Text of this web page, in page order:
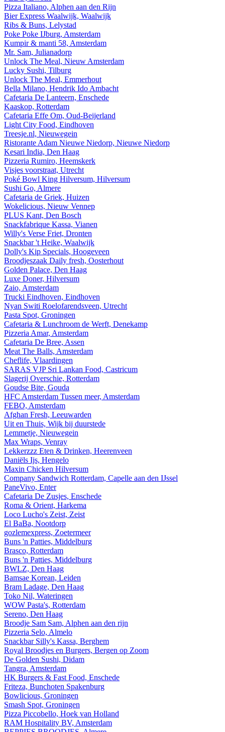
Pizza Italiano, Alphen aan den Rijn
Bier Express Waalwijk, Waalwijk
Ribs & Buns, Lelystad
Poke Poke IJburg, Amsterdam
Kumpir & manti 58, Amsterdam
Mr. Sam, Julianadorp
Unlock The Meal, Nieuw Amsterdam
Lucky Sushi, Tilburg
Unlock The Meal, Emmerhout
Bella Milano, Hendrik Ido Ambacht
Cafetaria De Lanteern, Enschede
Kaaskop, Rotterdam
Cafetaria Effe Om, Oud-Beijerland
Light City Food, Eindhoven
Treesje.nl, Nieuwegein
Ristorante Adam Nieuwe Niedorp, Nieuwe Niedorp
Kesari India, Den Haag
Pizzeria Rumiro, Heemskerk
Visjes voorstraat, Utrecht
Poké Bowl King Hilversum, Hilversum
Sushi Go, Almere
Cafetaria de Griek, Huizen
Wokelicious, Nieuw Vennep
PLUS Kant, Den Bosch
Snackfabrique Kassa, Vianen
Willy's Verse Friet, Dronten
Snackbar 't Heike, Waalwijk
Dolly's Kip Specials, Hoogeveen
Broodjeszaak Daily fresh, Oosterhout
Golden Palace, Den Haag
Luxe Doner, Hilversum
Zaio, Amsterdam
Trucki Eindhoven, Eindhoven
Nyan Switi Roelofarendsveen, Utrecht
Pasta Spot, Groningen
Cafetaria & Lunchroom de Werft, Denekamp
Pizzeria Amar, Amsterdam
Cafetaria De Bree, Assen
Meat The Balls, Amsterdam
Cheflife, Vlaardingen
SARAS VJP Sri Lankan Food, Castricum
Slagerij Overschie, Rotterdam
Goudse Bite, Gouda
HFC Amsterdam Tussen meer, Amsterdam
FEBO, Amsterdam
Afghan Fresh, Leeuwarden
Uit en Thuis, Wijk bij duurstede
Lemmetje, Nieuwegein
Max Wraps, Venray
Lekkerzzz Eten & Drinken, Heerenveen
Daniëls Ijs, Hengelo
Maxin Chicken Hilversum
Company Sandwich Rotterdam, Capelle aan den IJssel
PaneVivo, Enter
Cafetaria De Zusjes, Enschede
Roma & Orient, Harkema
Loco Lucho's Zeist, Zeist
El BaBa, Nootdorp
gozlemexpress, Zoetermeer
Buns 'n Patties, Middelburg
Brasco, Rotterdam
Buns 'n Patties, Middelburg
BWLZ, Den Haag
Bamsae Korean, Leiden
Bram Ladage, Den Haag
Toko Nil, Wateringen
WOW Pasta's, Rotterdam
Sereno, Den Haag
Broodje Sam Sam, Alphen aan den rijn
Pizzeria Selo, Almelo
Snackbar Silly's Kassa, Berghem
Royal Broodjes en Burgers, Bergen op Zoom
De Golden Sushi, Didam
Tangra, Amsterdam
HK Burgers & Fast Food, Enschede
Friteza, Bunchoten Spakenburg
Bowlicious, Groningen
Smash Spot, Groningen
Pizza Piccobello, Hoek van Holland
RAM Hospitality BV, Amsterdam